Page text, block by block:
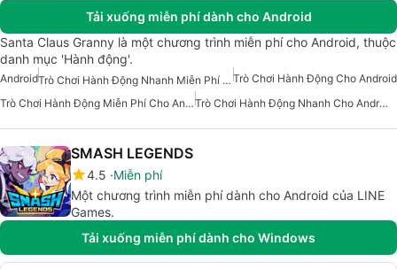
Tải xuống miễn phí dành cho Android
Santa Claus Granny là một chương trình miễn phí cho Android, thuộc
danh mục 'Hành động'.
Android Trò Chơi Hành Động Nhanh Miễn Phí Cho Android Trò Chơi Hành Động Cho Android
Trò Chơi Hành Động Miễn Phí Cho Android
Trò Chơi Hành Động Nhanh Cho Android
SMASH LEGENDS
4.5 Miễn phí
Một chương trình miễn phí dành cho Android của LINE
Games.
Tải xuống miễn phí dành cho Windows